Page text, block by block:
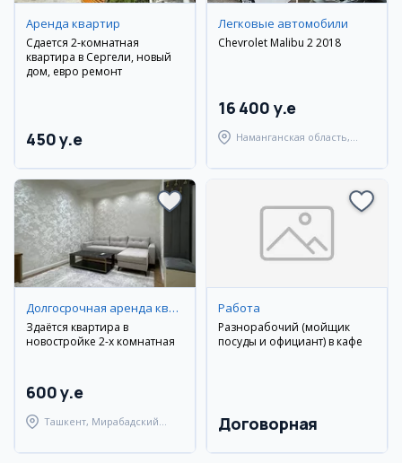
Аренда квартир
Сдается 2-комнатная
квартира в Сергели, новый
дом, евро ремонт
450 y.e
Легковые автомобили
Chevrolet Malibu 2 2018
16 400 y.e
Наманганская область,
Долгосрочная аренда квартир
Здаётся квартира в
новостройке 2-х комнатная
600 y.e
Ташкент, Мирабадский
Работа
Разнорабочий (мойщик
посуды и официант) в кафе
Договорная